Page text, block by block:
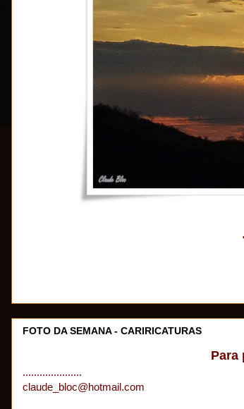
FOTO DA SEMANA - CARIRICATURAS
Para
.....................
claude_bloc@hotmail.com